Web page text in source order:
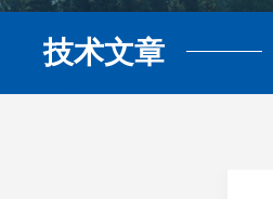
技术文章